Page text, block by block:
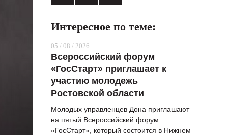
ГОРОДСКОЙ ПОРТАЛ
ВОПРОС НЕДЕЛИ
ТАМ И ТУТ
СТИЛЬ ЖИЗНИ
Интересное по теме:
05 / 08 / 2026
Всероссийский форум
«ГосСтарт» приглашает к
участию молодежь
Ростовской области
Молодых управленцев Дона приглашают
на пятый Всероссийский форум
«ГосСтарт», который состоится в Нижнем